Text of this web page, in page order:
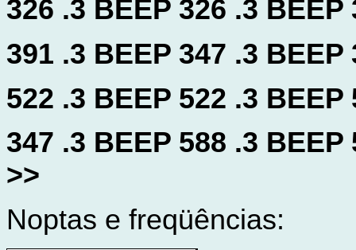
326 .3 BEEP 326 .3
391 .3 BEEP 347 .3
522 .3 BEEP 522 .3
347 .3 BEEP 588 .3 BEEP
>>
Noptas e freqüências: